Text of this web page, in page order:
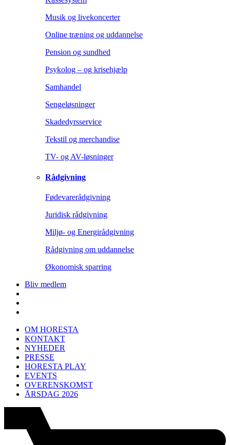
Musik og livekoncerter
Online træning og uddannelse
Pension og sundhed
Psykolog – og krisehjælp
Samhandel
Sengeløsninger
Skadedyrsservice
Tekstil og merchandise
TV- og AV-løsninger
Rådgivning
Fødevarerådgivning
Juridisk rådgivning
Miljø- og Energirådgivning
Rådgivning om uddannelse
Økonomisk sparring
Bliv medlem
OM HORESTA
KONTAKT
NYHEDER
PRESSE
HORESTA PLAY
EVENTS
OVERENSKOMST
ÅRSDAG 2026